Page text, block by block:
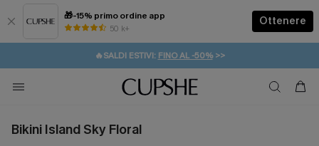
🎁-15% primo ordine app
50 k+
Ottenere
⚡️-15% SUGLI ESSENZIALI DA VACANZA | ACQUISTA
🔥SALDI ESTIVI: FINO AL -50%>>
🚚SPEDIZIONE GRATUITA DA 49€
💌REGALO PER I NUOVI: 20% DI SCONTO*
Bikini Island Sky Floral